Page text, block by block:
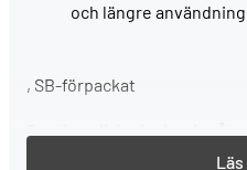
och längre
, SB-förpackat
--> Mer